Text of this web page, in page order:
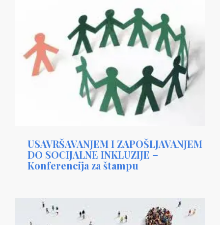
USAVRŠAVANJEM I ZAPOŠLJAVANJEM
DO SOCIJALNE INKLUZIJE –
Konferencija za štampu